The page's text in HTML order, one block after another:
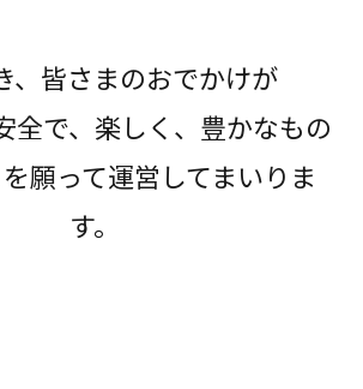
、皆さまのおでかけが
全で、楽しく、豊かなもの
願って運営してまいりま
す。